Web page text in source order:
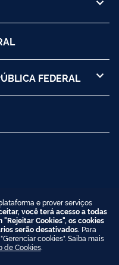
FEDERAL
e prover serviços
você terá acesso a todas
Cookies", os cookies
serão desativados. Para
cookies". Saiba mais
de Cookies.